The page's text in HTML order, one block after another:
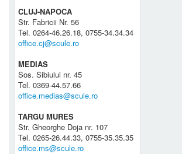
CLUJ-NAPOCA
Str. Fabricii Nr. 56
Tel. 0264-46.26.18, 0755-34.34.34
office.cj@scule.ro
MEDIAS
Sos. Sibiului nr. 45
Tel. 0369-44.57.66
office.medias@scule.ro
TARGU MURES
Str. Gheorghe Doja nr. 107
Tel. 0265-26.44.33, 0755-35.35.35
office.ms@scule.ro